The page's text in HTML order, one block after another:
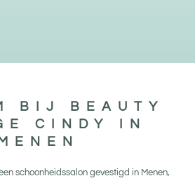
BIJ BEAUTY
CINDY IN
MENEN
schoonheidssalon gevestigd in Menen,